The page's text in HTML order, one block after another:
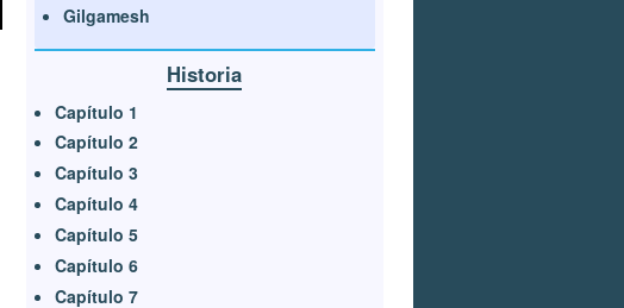
Gilgamesh
Historia
Capítulo 1
Capítulo 2
Capítulo 3
Capítulo 4
Capítulo 5
Capítulo 6
Capítulo 7